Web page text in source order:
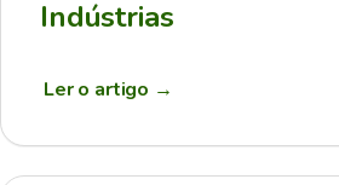
Indústrias
Ler o artigo →